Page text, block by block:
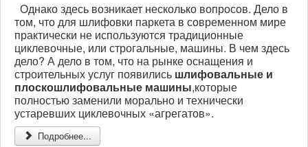
Однако здесь возникает несколько вопросов. Дело в
том, что для шлифовки паркета в современном мире
практически не используются традиционные
циклевочные, или строгальные, машины. В чем здесь
дело? А дело в том, что на рынке оснащения и
строительных услуг появились шлифовальные и
плоскошлифовальные машины,которые
полностью заменили морально и технически
устаревших циклевочных «агрегатов».
Подробнее...